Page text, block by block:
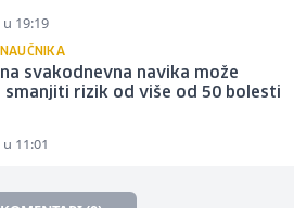
u 19:19
svakodnevna navika može
smanjiti rizik od više od 50 bolesti
11:01